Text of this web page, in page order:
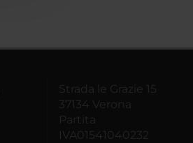
Strada le Grazie 15
37134 Verona
Partita
IVA01541040232